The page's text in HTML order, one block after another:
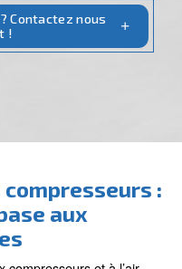
notre blog est
les
!